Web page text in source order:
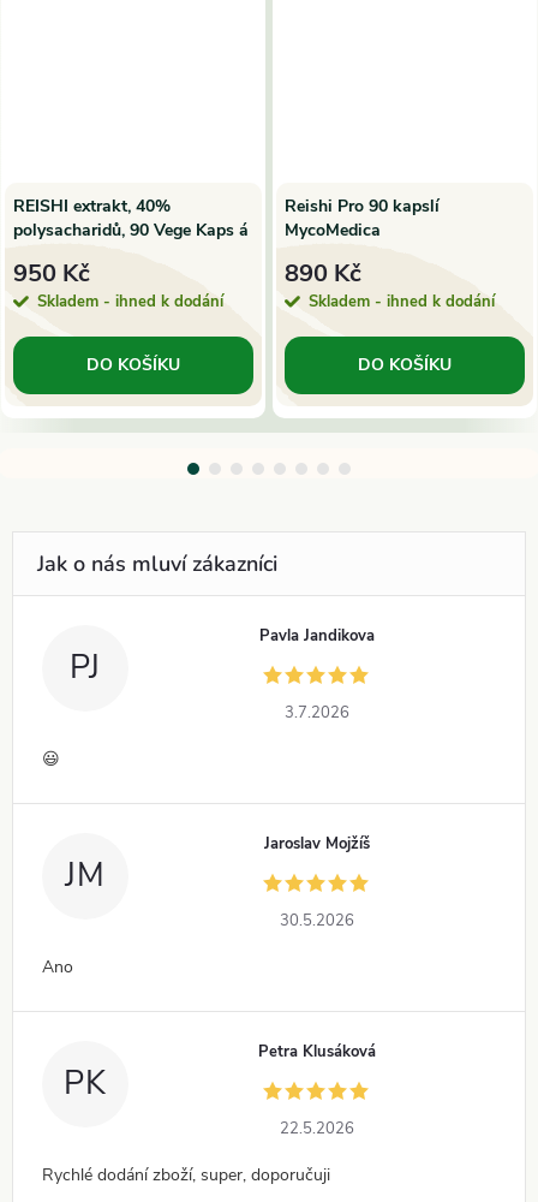
REISHI extrakt, 40%
polysacharidů, 90 Vege Kaps á
950 Kč
Skladem - ihned k dodání
DO KOŠÍKU
Reishi Pro 90 kapslí
MycoMedica
890 Kč
Skladem - ihned k dodání
DO KOŠÍKU
PJ
Pavla Jandikova
3.7.2026
😃
JM
Jaroslav Mojžíš
30.5.2026
Ano
PK
Petra Klusáková
22.5.2026
Rychlé dodání zboží, super, doporučuji